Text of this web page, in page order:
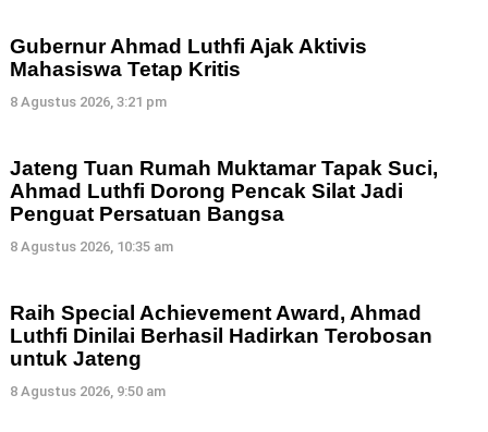
Gubernur Ahmad Luthfi Ajak Aktivis
Mahasiswa Tetap Kritis
8 Agustus 2026, 3:21 pm
Jateng Tuan Rumah Muktamar Tapak Suci,
Ahmad Luthfi Dorong Pencak Silat Jadi
Penguat Persatuan Bangsa
8 Agustus 2026, 10:35 am
Raih Special Achievement Award, Ahmad
Luthfi Dinilai Berhasil Hadirkan Terobosan
untuk Jateng
8 Agustus 2026, 9:50 am